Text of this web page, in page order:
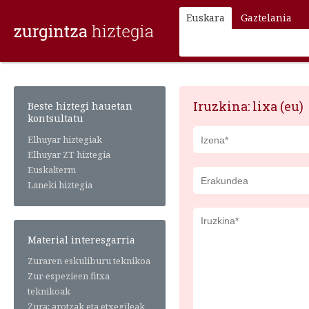
Euskara Gaztelania
Iruzkina: lixa (eu)
Beste hiztegi hauetan
kontsultatu
Elhuyar hiztegiak
Elhuyar ZT hiztegia
Euskalterm
Laneki hiztegia
Material interesgarria
Zuraren eskuliburu teknikoa
Zur-espezieen fitxa
teknikoak
Zura: arotzak eta etxegileak